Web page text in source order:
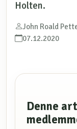
Holten.
John Roald
07.12.2020
Denne